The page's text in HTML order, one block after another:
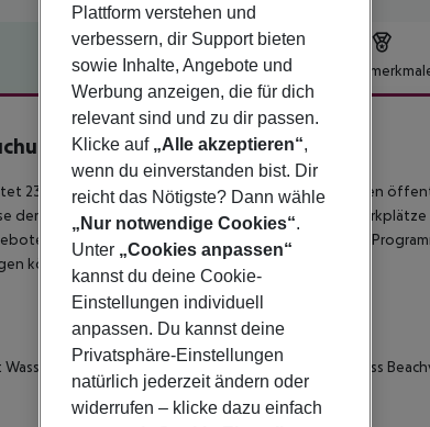
Hotelbeschreibung
3
23 einladende Zimmer und kostenloses WLAN in den
der Gäste, während für Anreisende mit dem Auto
und aktive Reisende werden das umfassende
können zusätzliche Gebühren anfallen.
Tauchen Windsurfen Segeln Tretboot Fitness
Plattform verstehen und
verbessern, dir Support bieten
sowie Inhalte, Angebote und
Werbung anzeigen, die für dich
relevant sind und zu dir passen.
Klicke auf „Alle akzeptieren“,
wenn du einverstanden bist. Dir
reicht das Nötigste? Dann wähle
„Nur notwendige Cookies“.
Unter „Cookies anpassen“
kannst du deine Cookie-
Einstellungen individuell
anpassen. Du kannst deine
Privatsphäre-Einstellungen
natürlich jederzeit ändern oder
widerrufen – klicke dazu einfach